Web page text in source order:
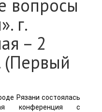
вопросы
г.
– 2
(Первый
Рязани состоялась
конференция с